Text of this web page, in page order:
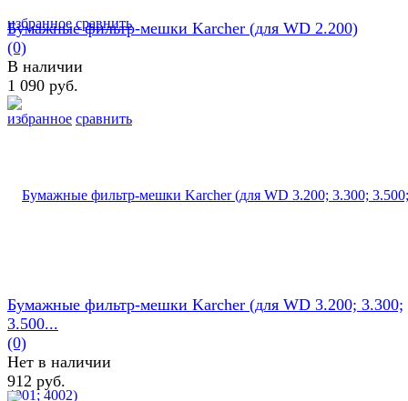
избранное сравнить
избранное сравнить
Бумажные фильтр-мешки Karcher (для WD 2.200)
(0)
В наличии
1 090 руб.
Бумажные фильтр-мешки Karcher (для WD 3.200; 3.300;
3.500...
(0)
Нет в наличии
912 руб.